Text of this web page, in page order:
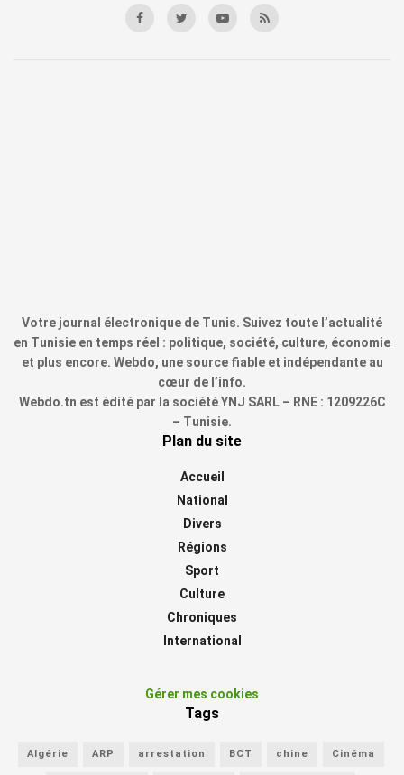
Votre journal électronique de Tunis. Suivez toute l’actualité
en Tunisie en temps réel : politique, société, culture, économie
et plus encore. Webdo, une source fiable et indépendante au
cœur de l’info.
Webdo.tn est édité par la société YNJ SARL – RNE : 1209226C
– Tunisie.
Plan du site
Accueil
National
Divers
Régions
Sport
Culture
Chroniques
International
Gérer mes cookies
Tags
Algérie ARP arrestation BCT chine Cinéma